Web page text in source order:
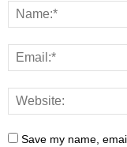
Save my name,